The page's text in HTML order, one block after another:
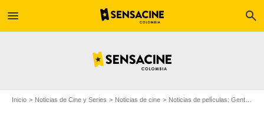
menu search
Inicio Noticias de Cine y Series Noticias de cine Noticias de películas: Gente